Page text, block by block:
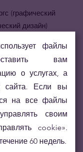
(графический
дизайн)
Nederlandse Munt
идут в комплекте к
файлы
вам
о услугах, а
сайта. Если вы
на все файлы
своим
cookie».
60 недель.